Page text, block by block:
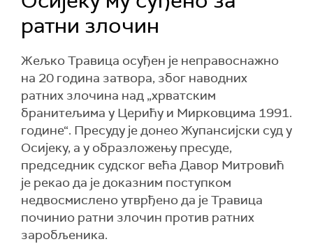
ратни злочин
Жељко Травица осуђен је неправоснажно
на 20 година затвора, због наводних
ратних злочина над „хрватским
бранитељима у Церићу и Мирковцима 1991.
године“. Пресуду је донео Жупансијски суд у
Осијеку, а у образложењу пресуде,
председник судског већа Давор Митровић
је рекао да је доказним поступком
недвосмислено утврђено да је Травица
починио ратни злочин против ратних
заробљеника.